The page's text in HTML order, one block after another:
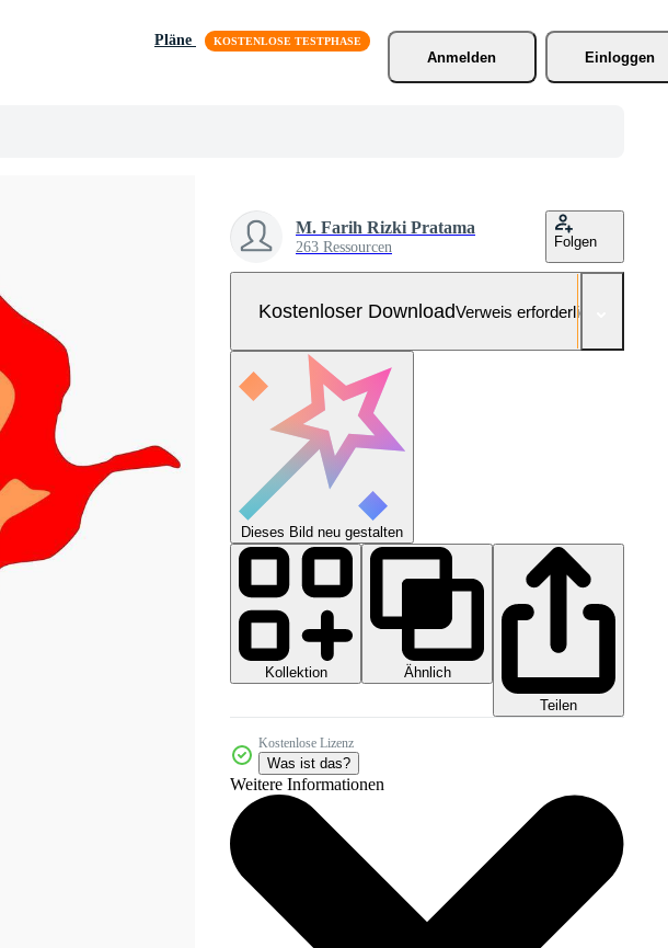
Pläne
Anmelden
Einloggen
M. Farih Rizki Pratama
263 Ressourcen Folgen
Kostenloser DownloadVerweis erforderlich
Dieses Bild neu gestalten
Kollektion
Ähnlich
Teilen
Kostenlose Lizenz
Was ist das?
Weitere Informationen